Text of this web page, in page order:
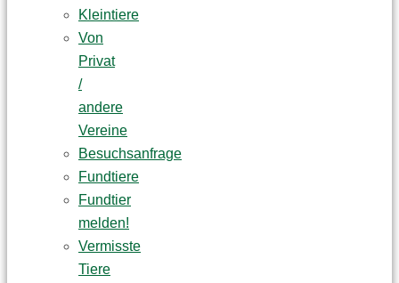
Kleintiere
Von
Privat
/
andere
Vereine
Besuchsanfrage
Fundtiere
Fundtier
melden!
Vermisste
Tiere